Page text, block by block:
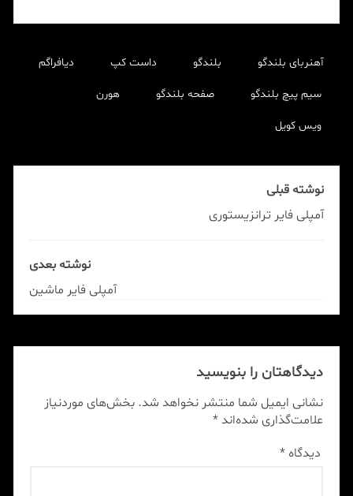
آهنربای بلندگو بلندگو داست کپ دیافراگم
سیم پیچ بلندگو صفحه بلندگو هورن
ویس کویل
نوشته قبلی
آمپلی فایر ترانزیستوری
نوشته بعدی
آمپلی فایر ماشین
دیدگاهتان را بنویسید
نشانی ایمیل شما منتشر نخواهد شد. بخش‌های موردنیاز
علامت‌گذاری شده‌اند*
دیدگاه*